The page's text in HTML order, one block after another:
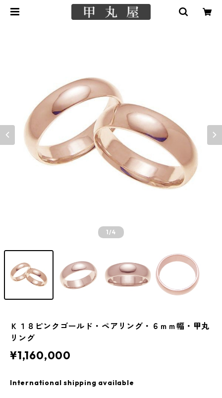
1/4
Ｋ１８ピンクゴールド・ペアリング・６ｍｍ幅・甲丸
リング
¥1,160,000
International shipping available